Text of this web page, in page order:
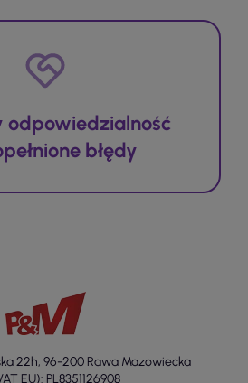
odpowiedzialność
błędy
22h, 96-200 Rawa Mazowiecka
EU): PL8351126908